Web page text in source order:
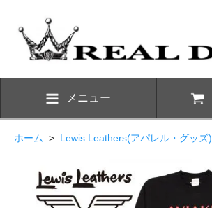
メニュー
ホーム > Lewis Leathers(アパレル・グッズ)